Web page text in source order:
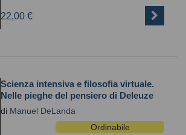
22,00 €
Scienza intensiva e filosofia virtuale.
Nelle pieghe del pensiero di Deleuze
di Manuel DeLanda
Ordinabile